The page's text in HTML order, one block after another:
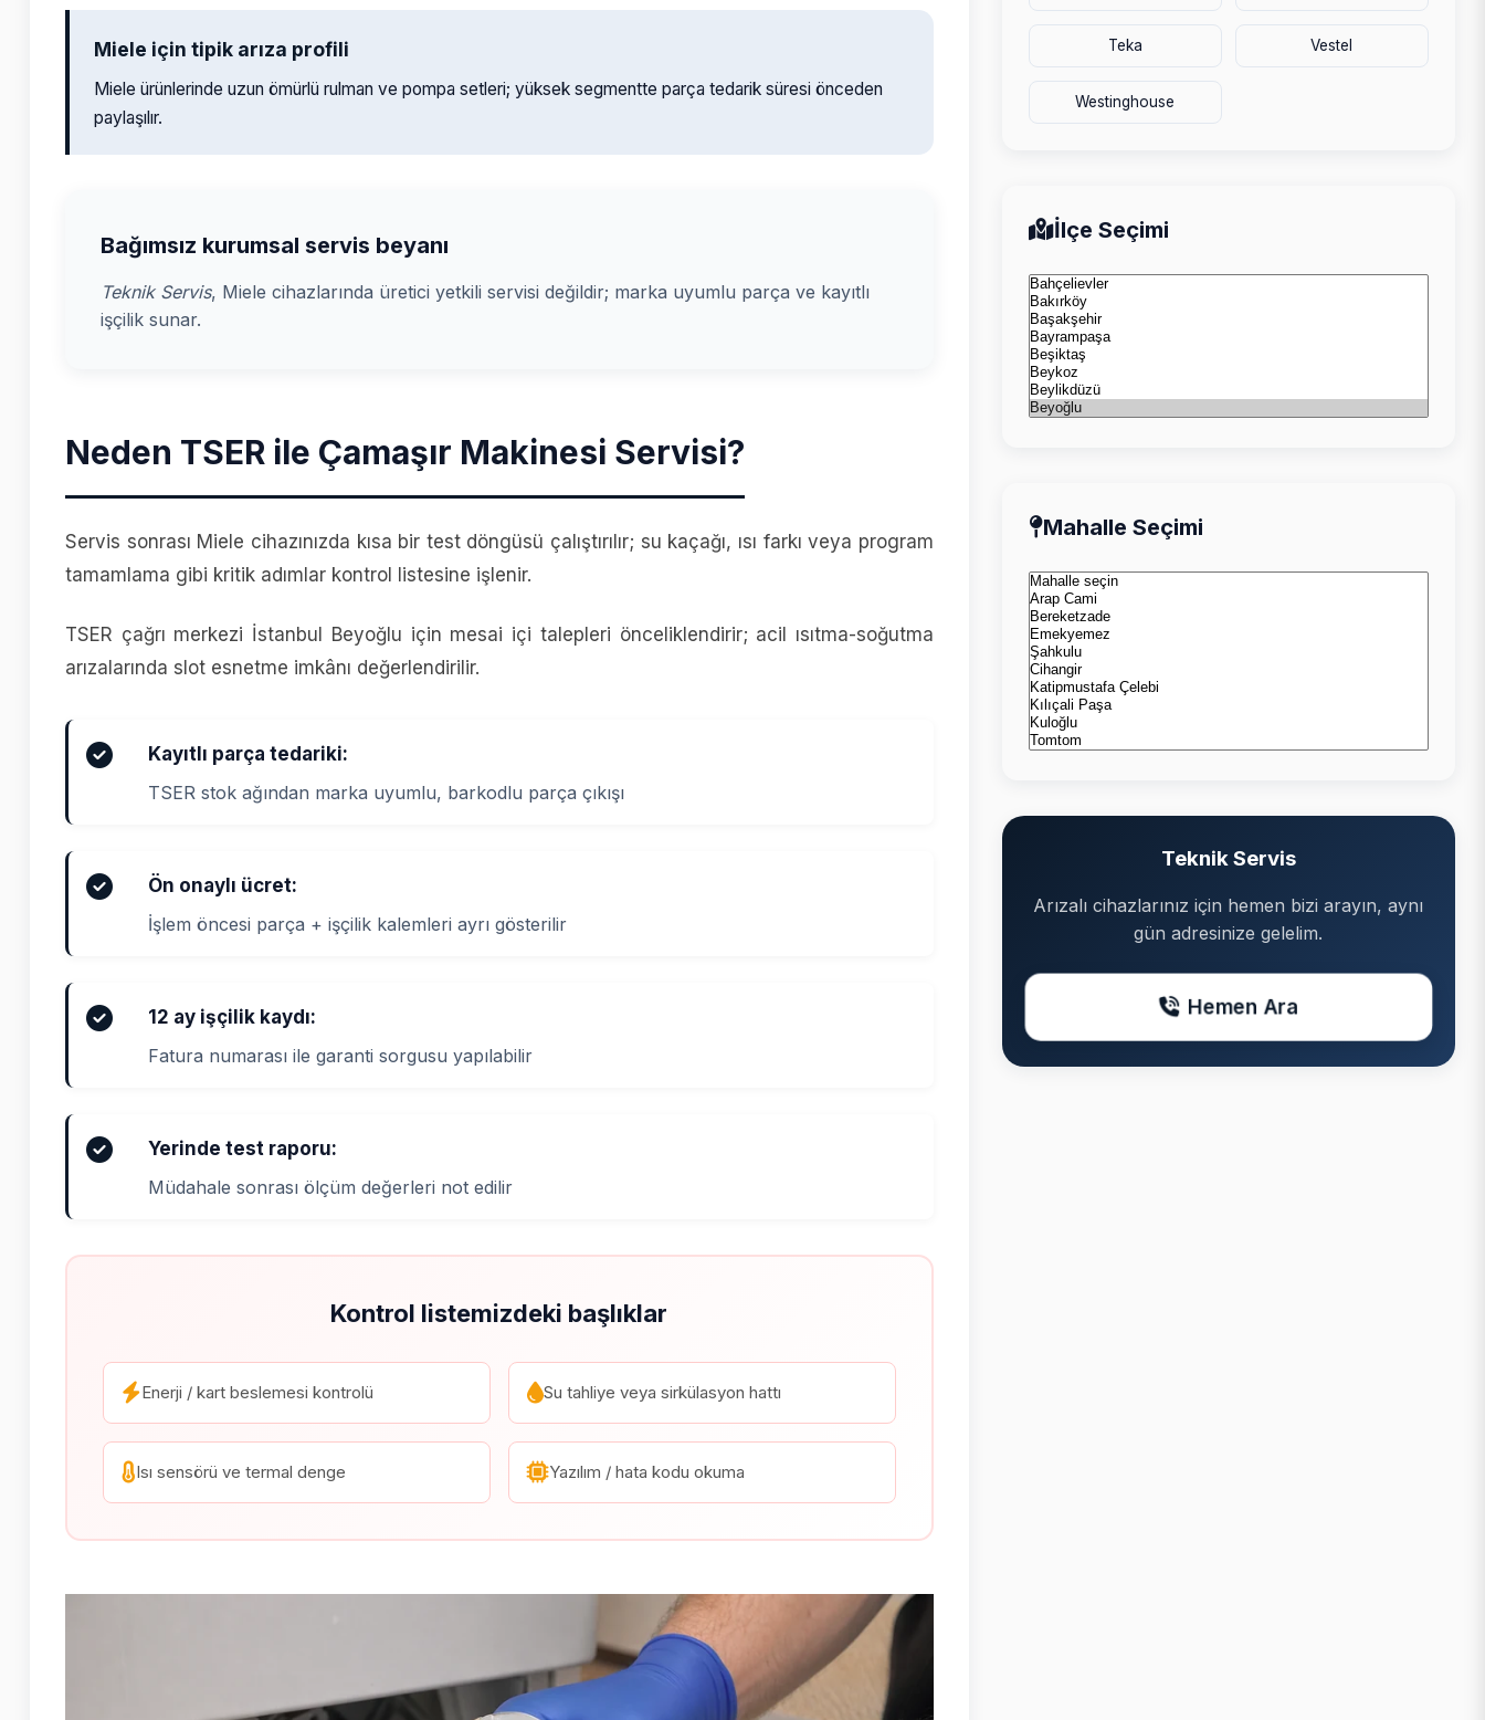
Miele için tipik arıza profili
Miele ürünlerinde uzun ömürlü rulman ve pompa setleri; yüksek segmentte parça tedarik süresi önceden
paylaşılır.
Bağımsız kurumsal servis beyanı
Teknik Servis, Miele cihazlarında üretici yetkili servisi değildir; marka uyumlu parça ve kayıtlı
işçilik sunar.
Neden TSER ile Çamaşır Makinesi Servisi?
Servis sonrası Miele cihazınızda kısa bir test döngüsü çalıştırılır; su kaçağı, ısı farkı veya program
tamamlama gibi kritik adımlar kontrol listesine işlenir.
TSER çağrı merkezi İstanbul Beyoğlu için mesai içi talepleri önceliklendirir; acil ısıtma-soğutma
arızalarında slot esnetme imkânı değerlendirilir.
Kayıtlı parça tedariki:
TSER stok ağından marka uyumlu, barkodlu parça çıkışı
Ön onaylı ücret:
İşlem öncesi parça + işçilik kalemleri ayrı gösterilir
12 ay işçilik kaydı:
Fatura numarası ile garanti sorgusu yapılabilir
Yerinde test raporu:
Müdahale sonrası ölçüm değerleri not edilir
Kontrol listemizdeki başlıklar
Enerji / kart beslemesi kontrolü Su tahliye veya sirkülasyon hattı
Isı sensörü ve termal denge Yazılım / hata kodu okuma
Teka Vestel
Westinghouse
İlçe Seçimi
Mahalle Seçimi
Teknik Servis
Arızalı cihazlarınız için hemen bizi arayın, aynı
gün adresinize gelelim.
Hemen Ara